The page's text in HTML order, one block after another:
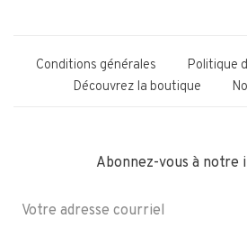
Conditions générales
Politique
Découvrez la boutique
Abonnez-vous à